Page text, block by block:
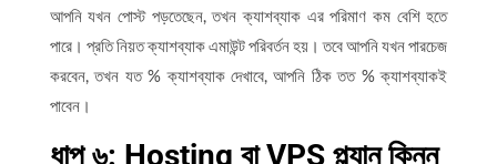
আপনি যখন পোস্ট পড়তেছেন, তখন ক্যাশব্যাক এর পরিমাণ কম বেশি হতে
পারে। প্রতি নিয়ত ক্যাশব্যাক এমাউন্ট পরিবর্তন হয়। তবে আপনি যখন পারচেজ
করবেন, তখন যত % ক্যাশব্যাক দেখাবে, আপনি ঠিক তত % ক্যাশব্যাকই
পাবেন।
ধাপ ৬: Hosting বা VPS প্ল্যান কিনুন